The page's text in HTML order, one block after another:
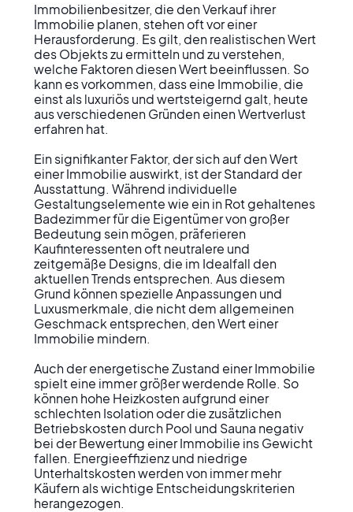
Immobilienbesitzer, die den Verkauf ihrer
Immobilie planen, stehen oft vor einer
Herausforderung. Es gilt, den realistischen Wert
des Objekts zu ermitteln und zu verstehen,
welche Faktoren diesen Wert beeinflussen. So
kann es vorkommen, dass eine Immobilie, die
einst als luxuriös und wertsteigernd galt, heute
aus verschiedenen Gründen einen Wertverlust
erfahren hat.
Ein signifikanter Faktor, der sich auf den Wert
einer Immobilie auswirkt, ist der Standard der
Ausstattung. Während individuelle
Gestaltungselemente wie ein in Rot gehaltenes
Badezimmer für die Eigentümer von großer
Bedeutung sein mögen, präferieren
Kaufinteressenten oft neutralere und
zeitgemäße Designs, die im Idealfall den
aktuellen Trends entsprechen. Aus diesem
Grund können spezielle Anpassungen und
Luxusmerkmale, die nicht dem allgemeinen
Geschmack entsprechen, den Wert einer
Immobilie mindern.
Auch der energetische Zustand einer Immobilie
spielt eine immer größer werdende Rolle. So
können hohe Heizkosten aufgrund einer
schlechten Isolation oder die zusätzlichen
Betriebskosten durch Pool und Sauna negativ
bei der Bewertung einer Immobilie ins Gewicht
fallen. Energieeffizienz und niedrige
Unterhaltskosten werden von immer mehr
Käufern als wichtige Entscheidungskriterien
herangezogen.